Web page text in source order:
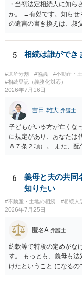
・当初法定相続人に知ら
か。 →有効です。知らせ
の遺言の書き換えは、叔
ますか。 →本人が自由に
です。客観的な基準も
ないということでしょう
と拒否することはできま
5 相続は誰ができ
#遺産分割 #協議 #不動産・
#相続登記（義務化対応）
2026年7月16日
吉田 雄大 弁護士
子どもがいる方が亡くな
に規定があり、あなたは
８７条２項）。 また、
も相続権があります。つ
相続権がある可能性があ
6
義母と夫の共同
知りたい
#不動産・土地の相続 #相続人
2026年7月25日
匿名A 弁護士
約款等で特段の定めがな
す。 もっとも、義母も
けたということ になる